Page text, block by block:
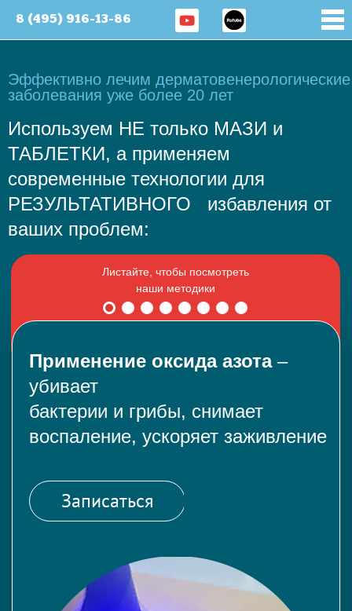
8 (495) 916-13-86
Эффективно лечим дерматовенерологические
заболевания уже более 20 лет
Используем НЕ только МАЗИ и
ТАБЛЕТКИ, а применяем
современные технологии для
РЕЗУЛЬТАТИВНОГО избавления от
ваших проблем:
Применение оксида азота–
убивает
бактерии и грибы, снимает
воспаление, ускоряет заживление
Записаться